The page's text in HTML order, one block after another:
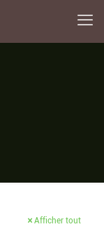
Afficher tout